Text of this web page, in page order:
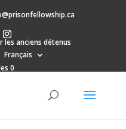
les anciens détenus
Français
0